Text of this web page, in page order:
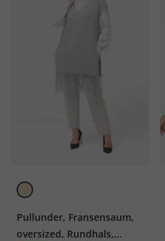
Pullunder, Fransensaum,
oversized, Rundhals,